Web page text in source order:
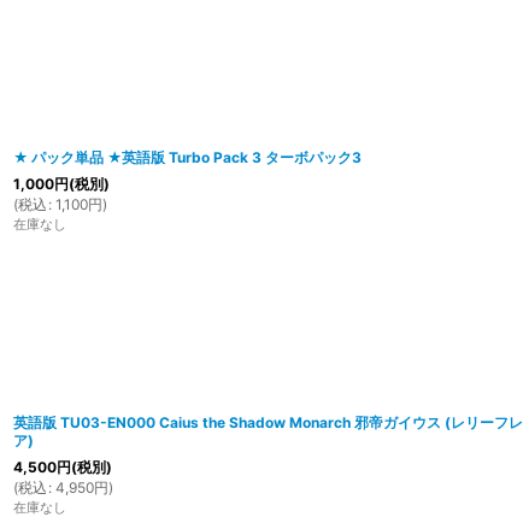
★ パック単品 ★英語版 Turbo Pack 3 ターボパック3
1,000円(税別)
(税込 : 1,100円)
在庫なし
英語版 TU03-EN000 Caius the Shadow Monarch 邪帝ガイウス (レリーフレ
ア)
4,500円(税別)
(税込 : 4,950円)
在庫なし